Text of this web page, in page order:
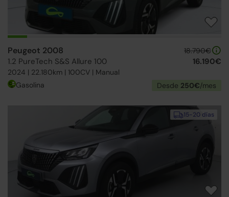
Peugeot 2008
1.2 PureTech S&S Allure 100
2024 | 22.180km | 100CV | Manual
18.790€
16.190€
Gasolina Desde 250€/mes
15-20 días